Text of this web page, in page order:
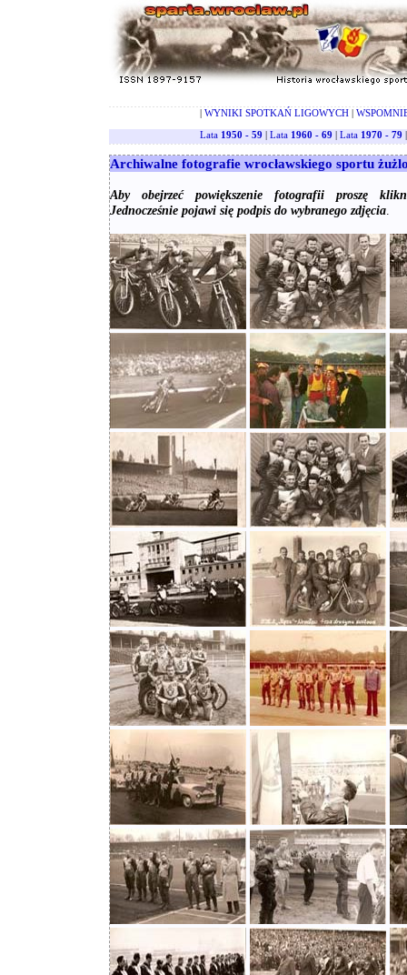
| WYNIKI SPOTKAŃ LIGOWYCH|
Lata 1950 - 59 | Lata 1960 - 69 | Lata 1970 - 79
Archiwalne fotografie wrocławskiego sportu
Aby obejrzeć powiększenie fotografii proszę
Jednocześnie pojawi się podpis do wybranego zdjęcia